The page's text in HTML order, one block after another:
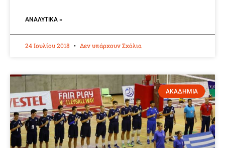
ΑΝΑΛΥΤΙΚΆ »
24 Ιουλίου 2018 Δεν υπάρχουν Σχόλια
ΑΚΑΔΗΜΙΑ